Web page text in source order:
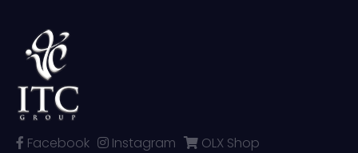
Facebook Instagram
OLX Shop